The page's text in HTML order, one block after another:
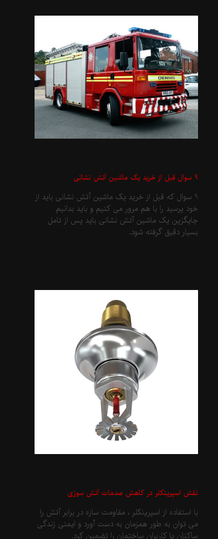
9 سوال قبل از خرید یک ماشین آتش نشانی
9 سوال که قبل از خرید یک ماشین آتش نشانی باید از
خود پرسید را با هم مرور می کنیم و باید بدانیم
جایگزین یک ماشین آتش نشانی باید پس از تامل
بسیار دقیق گرفته شود.
نقش اسپرینکلر در کاهش صدمات آتش سوزی
با استفاده از اسپرینکلر ، مقاومت سازه در برابر آتش را
می توان به طور همزمان به دست آورد و ایمنی زندگی
ساکنان یا کاربران ساختمان را تضمین کرد.